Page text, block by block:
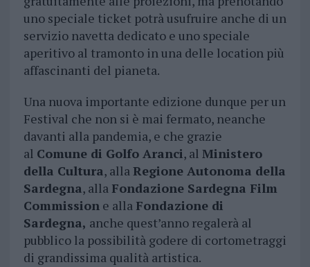
uno speciale ticket potrà usufruire anche di un
servizio navetta dedicato e uno speciale
aperitivo al tramonto in una delle location più
affascinanti del pianeta.
Una nuova importante edizione dunque per un
Festival che non si è mai fermato, neanche
davanti alla pandemia, e che grazie
al Comune di Golfo Aranci, al Ministero
della Cultura, allaRegione Autonoma della
Sardegna, alla Fondazione Sardegna Film
Commissione alla Fondazione di
Sardegna, anche quest’anno regalerà al
pubblico la possibilità godere di cortometraggi
di grandissima qualità artistica.